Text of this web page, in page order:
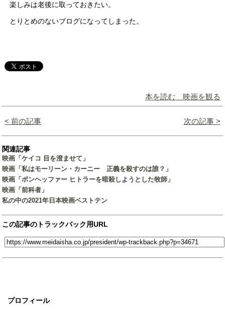
プロフィール
楽しみは老後に取っておきたい。
とりとめのないブログになってしまった。
本を読む 映画を観る
< 前の記事 次の記事 >
関連記事
映画「ケイコ 目を澄ませて」
映画「私はモーリーン・カーニー 正義を殺すのは誰？」
映画「ボンヘッファー ヒトラーを暗殺しようとした牧師」
映画「前科者」
私の中の2021年日本映画ベストテン
この記事のトラックバック用URL